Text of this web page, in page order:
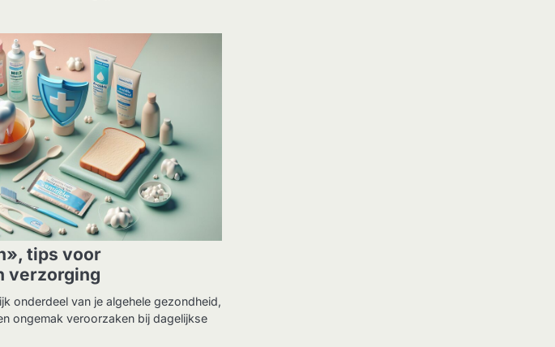
tips voor
verzorging
onderdeel van je algehele gezondheid,
ongemak veroorzaken bij dagelijkse